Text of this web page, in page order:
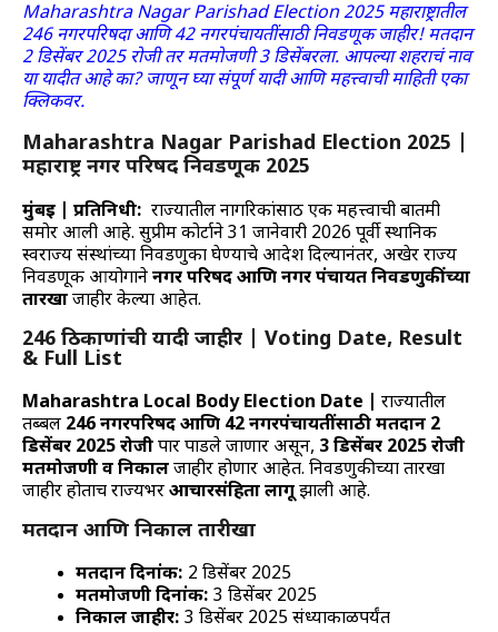
Maharashtra Nagar Parishad Election 2025 महाराष्ट्रातील
246 नगरपरिषदा आणि 42 नगरपंचायतींसाठी निवडणूक जाहीर! मतदान
2 डिसेंबर 2025 रोजी तर मतमोजणी 3 डिसेंबरला. आपल्या शहराचं नाव
या यादीत आहे का? जाणून घ्या संपूर्ण यादी आणि महत्त्वाची माहिती एका
क्लिकवर.
Maharashtra Nagar Parishad Election 2025 |
महाराष्ट्र नगर परिषद निवडणूक 2025
मुंबई | प्रतिनिधी: राज्यातील नागरिकांसाठी एक महत्त्वाची बातमी
समोर आली आहे. सुप्रीम कोर्टाने 31 जानेवारी 2026 पूर्वी स्थानिक
स्वराज्य संस्थांच्या निवडणुका घेण्याचे आदेश दिल्यानंतर, अखेर राज्य
निवडणूक आयोगानेनगर परिषद आणि नगर पंचायत निवडणुकींच्या
तारखाजाहीर केल्या आहेत.
246 ठिकाणांची यादी जाहीर | Voting Date, Result
& Full List
Maharashtra Local Body Election Date |
राज्यातील
तब्बल 246 नगरपरिषद आणि 42 नगरपंचायतींसाठी मतदान 2
डिसेंबर 2025 रोजीपार पाडले जाणार असून, 3 डिसेंबर 2025 रोजी
मतमोजणी व निकालजाहीर होणार आहेत. निवडणुकीच्या तारखा
जाहीर होताच राज्यभरआचारसंहिता लागूझाली आहे.
मतदान आणि निकाल तारीखा
मतदान दिनांक: 2 डिसेंबर 2025
मतमोजणी दिनांक: 3 डिसेंबर 2025
निकाल जाहीर: 3 डिसेंबर 2025 संध्याकाळपर्यंत